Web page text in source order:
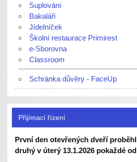
Suplování
Bakaláři
Jídelníček
Školní restaurace Primirest
e-Sborovna
Classroom
Schránka důvěry - FaceUp
Přijímací řízení
První den otevřených dveří proběhl
druhý v úterý 13.1.2026 pokaždé